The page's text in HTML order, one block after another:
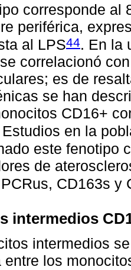
corresponde al
periférica,
al LPS44. En la
correlacionó
es de
se han
CD16+
Estudios en la
este fenotipo
de
CD163s y
intermedios
intermedios
entre los